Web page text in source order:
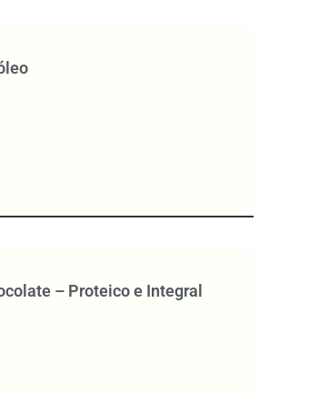
– Proteico e Integral